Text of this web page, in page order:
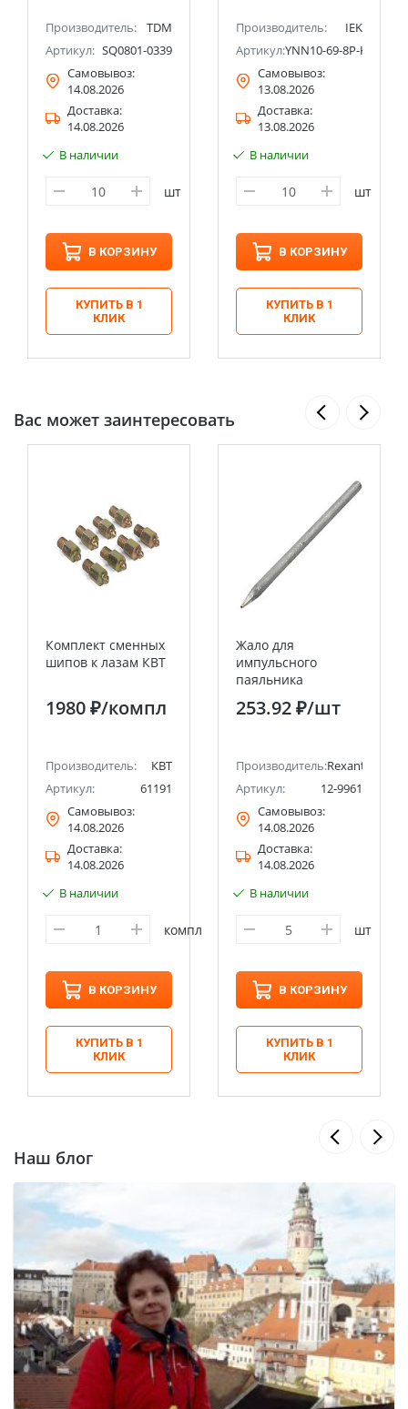
Производитель:
TDM
Артикул: SQ0801-0339
Самовывоз:
14.08.2026
Доставка:
14.08.2026
В наличии
шт
В КОРЗИНУ
КУПИТЬ В 1
КЛИК
Производитель:
IEK
Артикул:YNN10-69-8P-K07
Самовывоз:
13.08.2026
Доставка:
13.08.2026
В наличии
шт
В КОРЗИНУ
КУПИТЬ В 1
КЛИК
Вас может заинтересовать
Комплект сменных
шипов к лазам КВТ
1980 ₽/компл
Производитель:
КВТ
Артикул:
61191
Самовывоз:
14.08.2026
Доставка:
14.08.2026
В наличии
компл
В КОРЗИНУ
КУПИТЬ В 1
КЛИК
Жало для
импульсного
паяльника
долговечное
Ø3,8мм, тип конус,
253.92 ₽/шт
Производитель:Rexant
Артикул:
12-9961
Самовывоз:
14.08.2026
Доставка:
14.08.2026
В наличии
шт
В КОРЗИНУ
КУПИТЬ В 1
КЛИК
Наш блог